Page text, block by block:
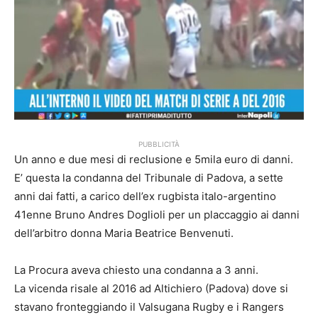
PUBBLICITÀ
Un anno e due mesi di reclusione e 5mila euro di danni.
E’ questa la condanna del Tribunale di Padova, a sette
anni dai fatti, a carico dell’ex rugbista italo-argentino
41enne Bruno Andres Doglioli per un placcaggio ai danni
dell’arbitro donna Maria Beatrice Benvenuti.
La Procura aveva chiesto una condanna a 3 anni.
La vicenda risale al 2016 ad Altichiero (Padova) dove si
stavano fronteggiando il Valsugana Rugby e i Rangers